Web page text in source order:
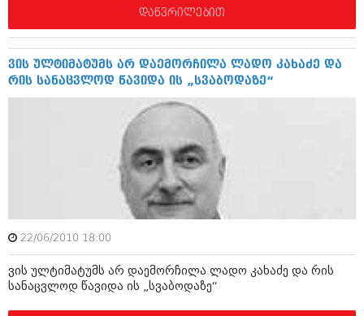
ივლისი 2010 (556)
ივნისი 2010 (685)
მაისი 2010 (232)
აპრილი 2010 (229)
მარტი 2010 (454)
თებერვალი 2010 (421)
იანვარი 2010 (422)
დეკემბერი 2009 (510)
ნოემბერი 2009 (308)
ოქტომბერი 2009 (382)
სექტემბერი 2009 (541)
აგვისტო 2009 (14)
ივლისი 2009 (118)
თებერვალი 0216 (1)
ოქტომბერი 0215 (1)
აგვისტო 0215 (2)
აგვისტო 0212 (1)
ივნისი 0212 (2)
დაწვრილებით
ვის ულტიმატუმს არ დაემორჩილა ლადო კახაძე და
რის სანაცვლოდ წავიდა ის „სვაბოდაზე“
22/06/2010 18:00
ვის ულტიმატუმს არ დაემორჩილა ლადო კახაძე და რის
სანაცვლოდ წავიდა ის „სვაბოდაზე“